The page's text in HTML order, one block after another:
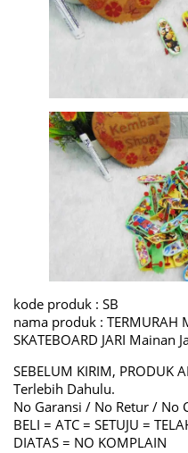
kode produk : SB
nama produk :
SKATEBOARD JARI Mainan
SEBELUM KIRIM, PRODUK
Terlebih Dahulu.
No Garansi / No Retur / No
BELI = ATC = SETUJU =
DIATAS = NO KOMPLAIN